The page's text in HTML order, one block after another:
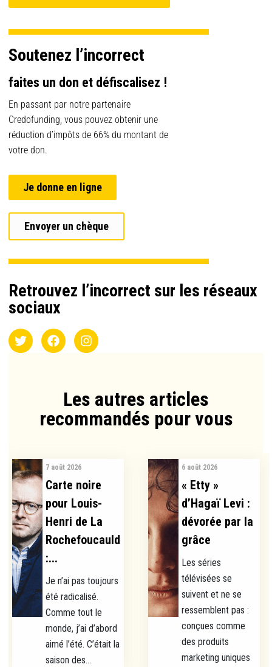
Soutenez l’incorrect
faites un don et défiscalisez !
En passant par notre partenaire
Credofunding, vous pouvez obtenir une
réduction d’impôts de 66% du montant de
votre don.
Je donne en ligne
Envoyer un chèque
Retrouvez l’incorrect sur les réseaux
sociaux
Les autres articles
recommandés pour vous​
7 août 2026
Carte noire
pour Louis-
Henri de La
Rochefoucauld
:...
Je n’ai pas toujours
été radicalisé.
Comme tout le
monde, j’ai d’abord
aimé l’été. C’était la
saison des...
6 août 2026
« Etty »
d’Hagaï Levi :
dévorée par la
grâce
Les séries
télévisées se
suivent et ne se
ressemblent pas :
conçues comme
des produits
marketing uniques